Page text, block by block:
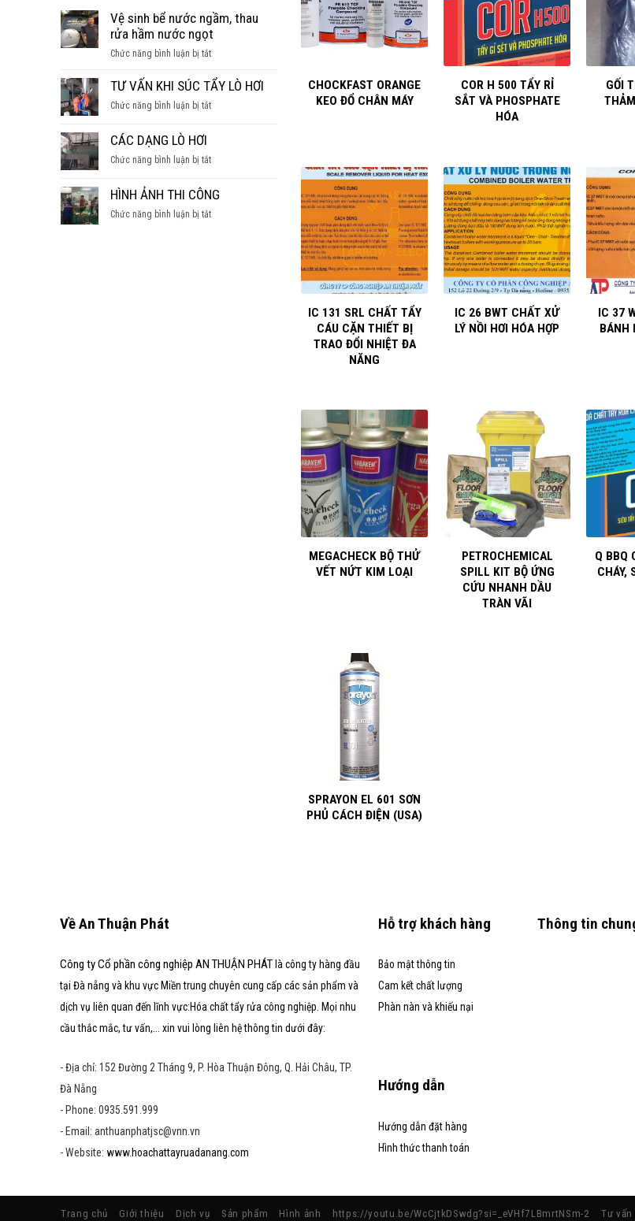
Vệ sinh bể nước ngầm, thau
rửa hầm nước ngọt
Chức năng bình luận bị tắtở
sinh
nước
rửa
nước
ngọt
TƯ VẤN KHI SÚC TẨY LÒ HƠI
Chức năng bình luận bị tắtở
SÚC
LÒ
HƠI
CÁC DẠNG LÒ HƠI
Chức năng bình luận bị tắtở
DẠNG
HƠI
HÌNH ẢNH THI CÔNG
Chức năng bình luận bị tắtở
CHOCKFAST ORANGE
KEO ĐỔ CHÂN MÁY
COR H 500 TẨY RỈ
SẮT VÀ PHOSPHATE
HÓA
GỐI
+
IC 131 SRL CHẤT TẨY
CÁU CẶN THIẾT BỊ
TRAO ĐỔI NHIỆT ĐA
NĂNG
+
IC 26 BWT CHẤT XỬ
LÝ NỒI HƠI HÓA HỢP
+
IC 37
BÁNH
+
MEGACHECK BỘ THỬ
VẾT NỨT KIM LOẠI
+
PETROCHEMICAL
SPILL KIT BỘ ỨNG
CỨU NHANH DẦU
TRÀN VÃI
Q BBQ
CHÁY,
SPRAYON EL 601 SƠN
PHỦ CÁCH ĐIỆN (USA)
Về An Thuận Phát
Công ty Cổ phần công nghiệp AN THUẬN PHÁTlà công ty hàng đầu
tại Đà nẵng và khu vực Miền trung chuyên cung cấp các sản phẩm và
dịch vụ liên quan đến lĩnh vực:Hóa chất tẩy rửa công nghiệp. Mọi nhu
cầu thắc mắc, tư vấn,... xin vui lòng liên hệ thông tin dưới đây:
- Địa chỉ: 152 Đường 2 Tháng 9, P. Hòa Thuận Đông, Q. Hải Châu, TP.
Đà Nẵng
- Phone: 0935.591.999
- Email: anthuanphatjsc@vnn.vn
- Website: www.hoachattayruadanang.com
Hỗ trợ khách hàng
Bảo mật thông tin
Cam kết chất lượng
Phàn nàn và khiếu nại
Hướng dẫn
Hướng dẫn đặt hàng
Hình thức thanh toán
Thông tin
Trang chủ Giới thiệu Dịch vụ Sản phẩm Hình ảnh https://youtu.be/WcCjtkDSwdg?si=_eVHf7LBmrtNSm-2 Tư vấn